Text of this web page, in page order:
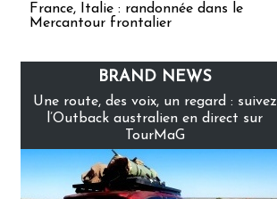
France, Italie : randonnée dans le
Mercantour frontalier
BRAND NEWS
Une route, des voix, un regard : suivez
l’Outback australien en direct sur
TourMaG